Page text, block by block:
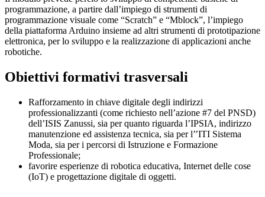
programmazione, a partire dall’impiego di strumenti di
programmazione visuale come “Scratch” e “Mblock”, l’impiego
della piattaforma Arduino insieme ad altri strumenti di prototipazione
elettronica, per lo sviluppo e la realizzazione di applicazioni anche
robotiche.
Obiettivi formativi trasversali
Rafforzamento in chiave digitale degli indirizzi
professionalizzanti (come richiesto nell’azione #7 del PNSD)
dell’ISIS Zanussi, sia per quanto riguarda l’IPSIA, indirizzo
manutenzione ed assistenza tecnica, sia per l’’ITI Sistema
Moda, sia per i percorsi di Istruzione e Formazione
Professionale;
favorire esperienze di robotica educativa, Internet delle cose
(IoT) e progettazione digitale di oggetti.